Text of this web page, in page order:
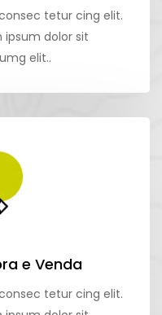
tetur cing elit.
ipsum dolor sit
elit..
e Venda
tetur cing elit.